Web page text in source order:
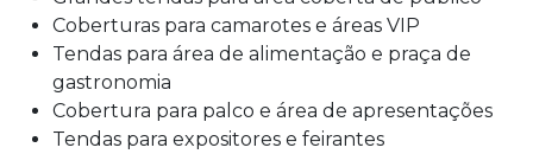
Coberturas para camarotes e áreas VIP
Tendas para área de alimentação e praça de
gastronomia
Cobertura para palco e área de apresentações
Tendas para expositores e feirantes